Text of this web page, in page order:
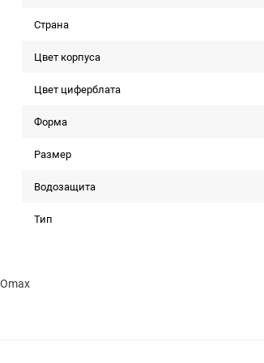
Страна
Цвет корпуса
Цвет циферблата
Форма
Размер
Водозащита
Тип
Omax